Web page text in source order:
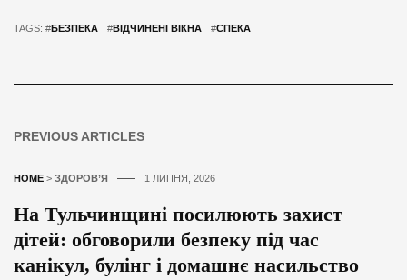
TAGS: #БЕЗПЕКА #ВІДЧИНЕНІ ВІКНА #СПЕКА
PREVIOUS ARTICLES
HOME > ЗДОРОВ’Я 1 ЛИПНЯ, 2026
На Тульчинщині посилюють захист
дітей: обговорили безпеку під час
канікул, булінг і домашнє насильство